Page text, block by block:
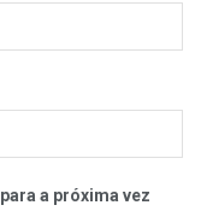
a próxima vez